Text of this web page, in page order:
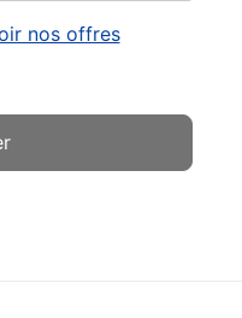
nos offres